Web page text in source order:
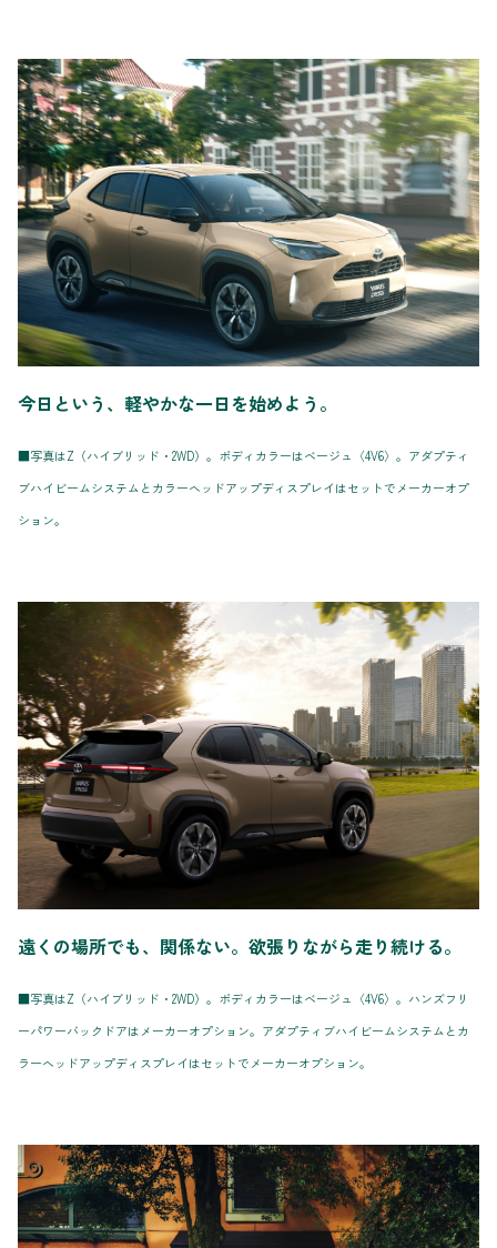
今日という、軽やかな一日を始めよう。
■写真はZ（ハイブリッド・2WD）。ボディカラーはベージュ〈4V6〉。アダプティ
ブハイビームシステムとカラーヘッドアップディスプレイはセットでメーカーオプ
ション。
遠くの場所でも、関係ない。欲張りながら走り続ける。
■写真はZ（ハイブリッド・2WD）。ボディカラーはベージュ〈4V6〉。ハンズフリ
ーパワーバックドアはメーカーオプション。アダプティブハイビームシステムとカ
ラーヘッドアップディスプレイはセットでメーカーオプション。